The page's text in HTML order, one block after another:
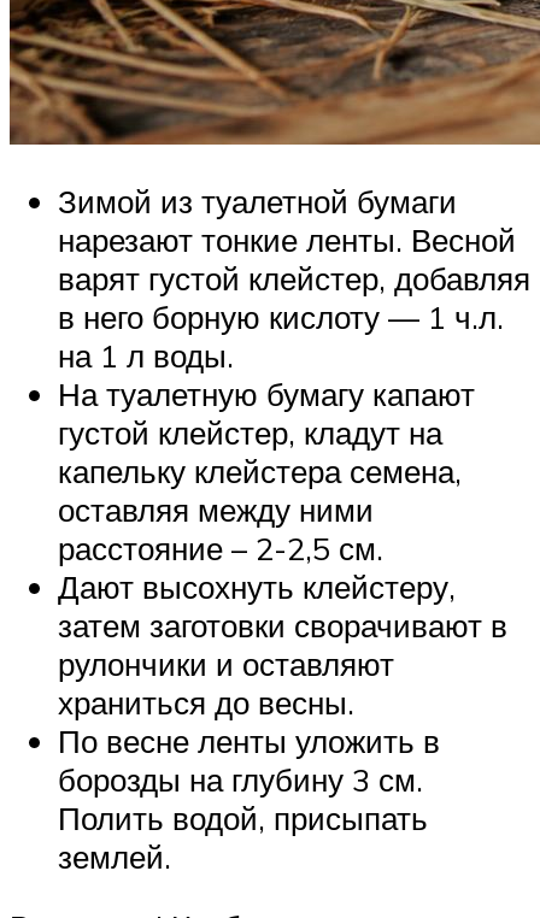
Зимой из туалетной бумаги
нарезают тонкие ленты. Весной
варят густой клейстер, добавляя
в него борную кислоту — 1 ч.л.
на 1 л воды.
На туалетную бумагу капают
густой клейстер, кладут на
капельку клейстера семена,
оставляя между ними
расстояние – 2-2,5 см.
Дают высохнуть клейстеру,
затем заготовки сворачивают в
рулончики и оставляют
храниться до весны.
По весне ленты уложить в
борозды на глубину 3 см.
Полить водой, присыпать
землей.